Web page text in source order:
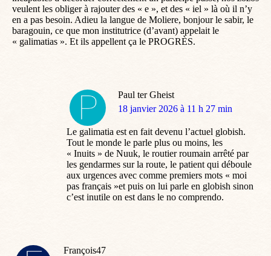
veulent les obliger à rajouter des « e », et des « iel » là où il n’y
en a pas besoin. Adieu la langue de Moliere, bonjour le sabir, le
baragouin, ce que mon institutrice (d’avant) appelait le
« galimatias ». Et ils appellent ça le PROGRÈS.
Paul ter Gheist
dit
18 janvier 2026 à 11 h 27 min
Le galimatia est en fait devenu l’actuel globish.
Tout le monde le parle plus ou moins, les
« Inuits » de Nuuk, le routier roumain arrêté par
les gendarmes sur la route, le patient qui déboule
aux urgences avec comme premiers mots « moi
pas français »et puis on lui parle en globish sinon
c’est inutile on est dans le no comprendo.
François47